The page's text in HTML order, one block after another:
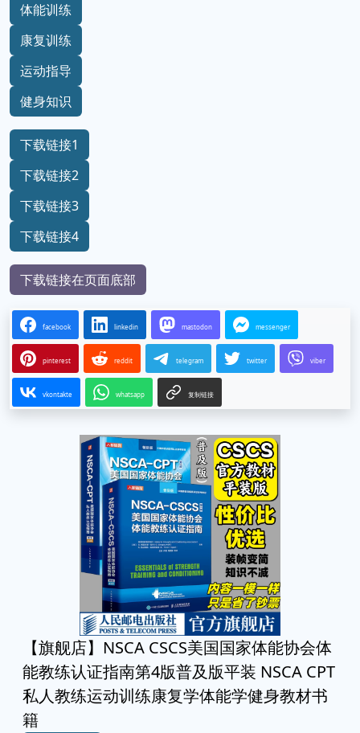
体能训练
康复训练
运动指导
健身知识
下载链接1
下载链接2
下载链接3
下载链接4
下载链接在页面底部
facebook linkedin mastodon messenger
pinterest reddit telegram twitter viber
vkontakte whatsapp 复制链接
【旗舰店】NSCA CSCS美国国家体能协会体
能教练认证指南第4版普及版平装 NSCA CPT
私人教练运动训练康复学体能学健身教材书
籍